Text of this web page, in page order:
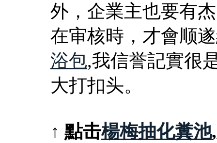
外，企業主也要有
在审核時，才會顺
浴包,我信誉記實很
大打扣头。
↑ 點击楊梅抽化糞池